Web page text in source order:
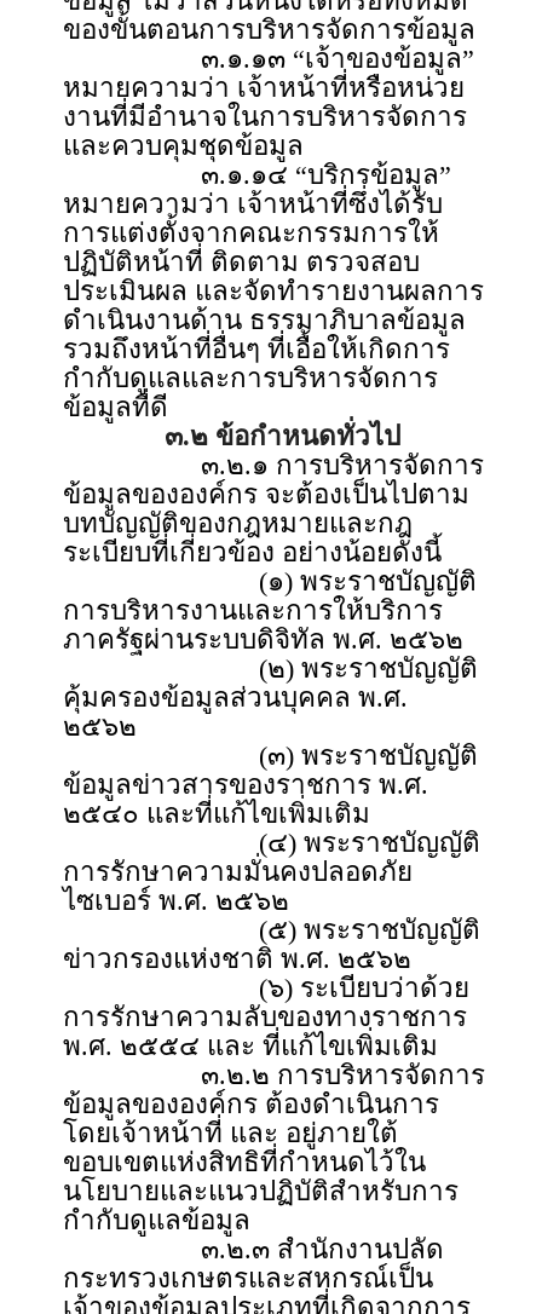
ของขั้นตอนการบริหารจัดการข้อมูล
๓.๑.๑๓ “เจ้าของข้อมูล”
หมายความว่า เจ้าหน้าที่หรือหน่วย
งานที่มีอำนาจในการบริหารจัดการ
และควบคุมชุดข้อมูล
๓.๑.๑๔ “บริกรข้อมูล”
หมายความว่า เจ้าหน้าที่ซึ่งได้รับ
การแต่งตั้งจากคณะกรรมการให้
ปฏิบัติหน้าที่ ติดตาม ตรวจสอบ
ประเมินผล และจัดทำรายงานผลการ
ดำเนินงานด้าน ธรรมาภิบาลข้อมูล
รวมถึงหน้าที่อื่นๆ ที่เอื้อให้เกิดการ
กำกับดูแลและการบริหารจัดการ
ข้อมูลที่ดี
๓.๒ ข้อกำหนดทั่วไป
๓.๒.๑ การบริหารจัดการ
ข้อมูลขององค์กร จะต้องเป็นไปตาม
บทบัญญัติของกฎหมายและกฎ
ระเบียบที่เกี่ยวข้อง อย่างน้อยดังนี้
(๑) พระราชบัญญัติ
การบริหารงานและการให้บริการ
ภาครัฐผ่านระบบดิจิทัล พ.ศ. ๒๕๖๒
(๒) พระราชบัญญัติ
คุ้มครองข้อมูลส่วนบุคคล พ.ศ.
๒๕๖๒
(๓) พระราชบัญญัติ
ข้อมูลข่าวสารของราชการ พ.ศ.
๒๕๔๐ และที่แก้ไขเพิ่มเติม
(๔) พระราชบัญญัติ
การรักษาความมั่นคงปลอดภัย
ไซเบอร์ พ.ศ. ๒๕๖๒
(๕) พระราชบัญญัติ
ข่าวกรองแห่งชาติ พ.ศ. ๒๕๖๒
(๖) ระเบียบว่าด้วย
การรักษาความลับของทางราชการ
พ.ศ. ๒๕๕๔ และ ที่แก้ไขเพิ่มเติม
๓.๒.๒ การบริหารจัดการ
ข้อมูลขององค์กร ต้องดำเนินการ
โดยเจ้าหน้าที่ และ อยู่ภายใต้
ขอบเขตแห่งสิทธิที่กำหนดไว้ใน
นโยบายและแนวปฏิบัติสำหรับการ
กำกับดูแลข้อมูล
๓.๒.๓ สำนักงานปลัด
กระทรวงเกษตรและสหกรณ์เป็น
เจ้าของข้อมูลประเภทที่เกิดจากการ